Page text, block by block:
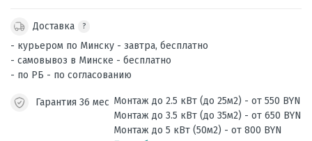
Доставка ?
- курьером по Минску - завтра, бесплатно
- самовывоз в Минске - бесплатно
- по РБ - по согласованию
Гарантия 36 мес Монтаж до 2.5 кВт (до 25м2) - от 550 BYN
Монтаж до 3.5 кВт (до 35м2) - от 650 BYN
Монтаж до 5 кВт (50м2) - от 800 BYN